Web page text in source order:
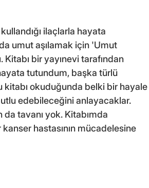
ilaçlarla hayata
umut aşılamak için 'Umut
Kitabı bir yayınevi tarafından
tutundum, başka türlü
kitabı okuduğunda belki bir hayale
edebileceğini anlayacaklar.
da tavanı yok. Kitabımda
hastasının mücadelesine